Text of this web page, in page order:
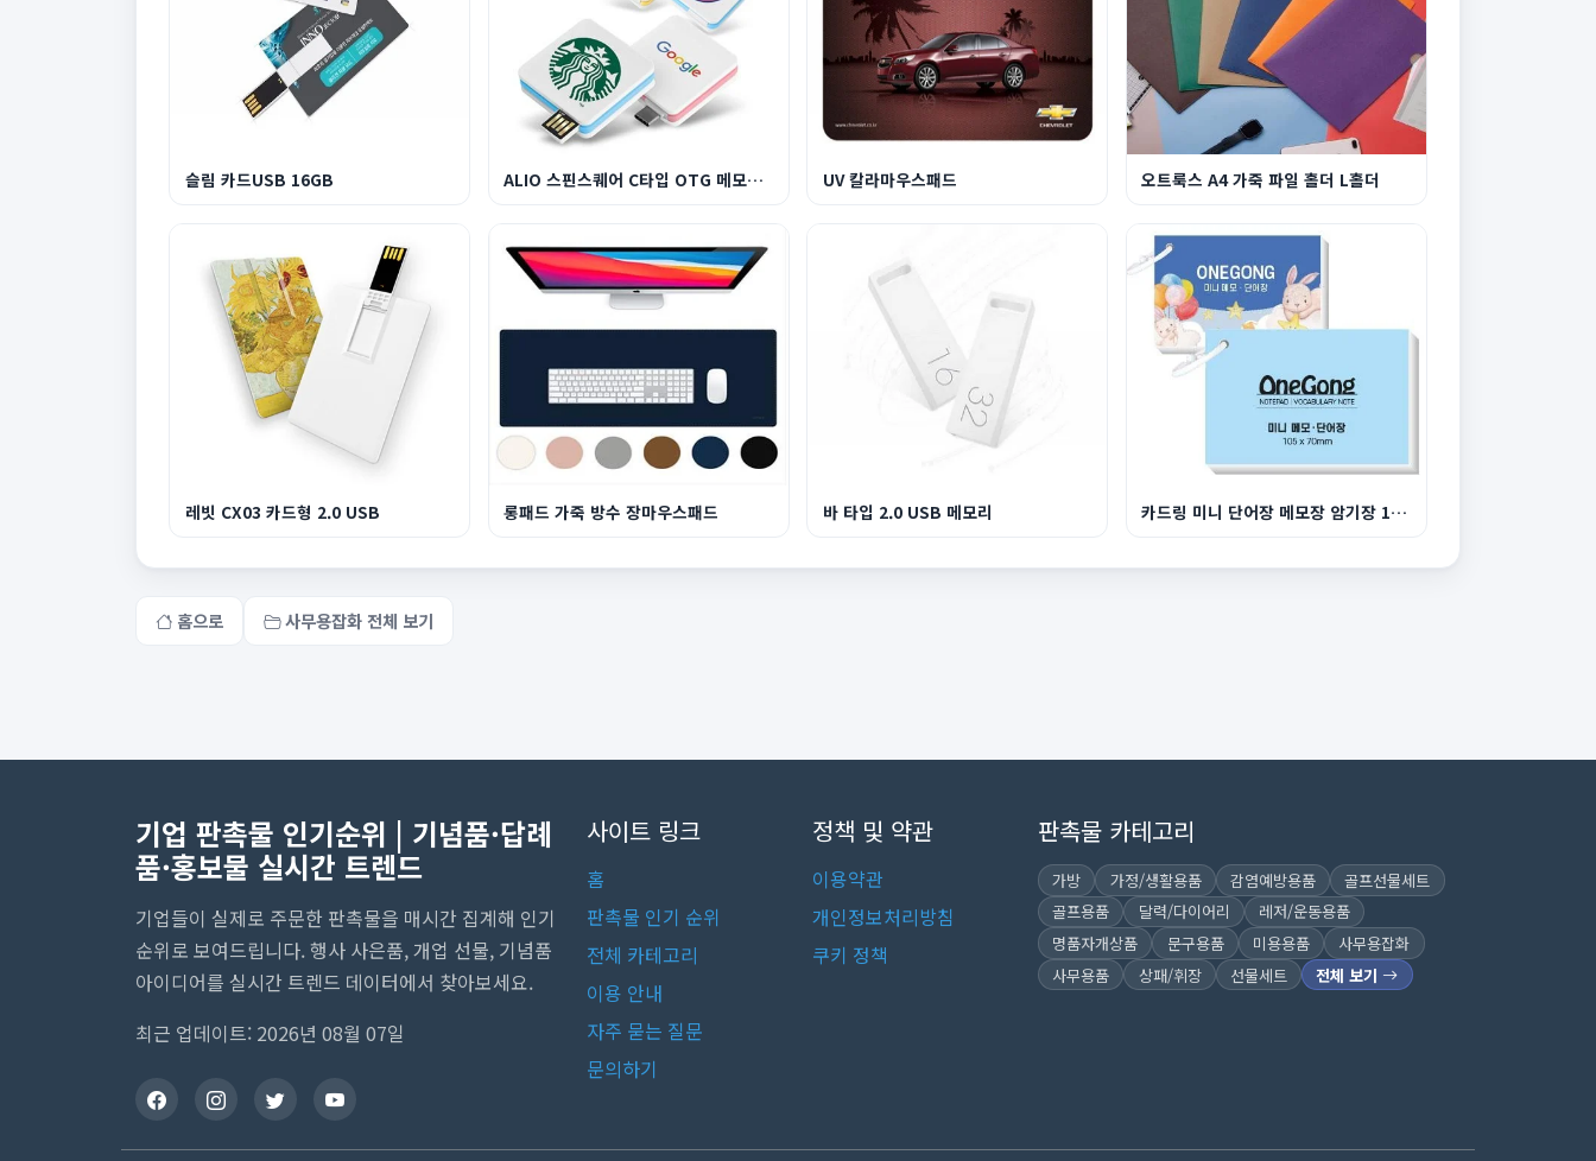
슬림 카드USB 16GB ALIO 스핀스퀘어 C타입 OTG 메모리 8G-128G UV 칼라마우스패드 오트룩스 A4 가죽 파일 홀더 L홀더
레빗 CX03 카드형 2.0 USB 롱패드 가죽 방수 장마우스패드 바 타입 2.0 USB 메모리 카드링 미니 단어장 메모장 암기장 105x70mm
홈으로 사무용잡화 전체 보기
기업 판촉물 인기순위 | 기념품·답례
품·홍보물 실시간 트렌드
기업들이 실제로 주문한 판촉물을 매시간 집계해 인기
순위로 보여드립니다. 행사 사은품, 개업 선물, 기념품
아이디어를 실시간 트렌드 데이터에서 찾아보세요.
최근 업데이트: 2026년 08월 07일
사이트 링크
홈
판촉물 인기 순위
전체 카테고리
이용 안내
자주 묻는 질문
문의하기
정책 및 약관
이용약관
개인정보처리방침
쿠키 정책
판촉물 카테고리
가방 가정/생활용품 감염예방용품
골프선물세트
골프용품
달력/다이어리
레저/운동용품
명품자개상품
문구용품 미용용품
사무용잡화
사무용품
상패/휘장 선물세트 전체 보기